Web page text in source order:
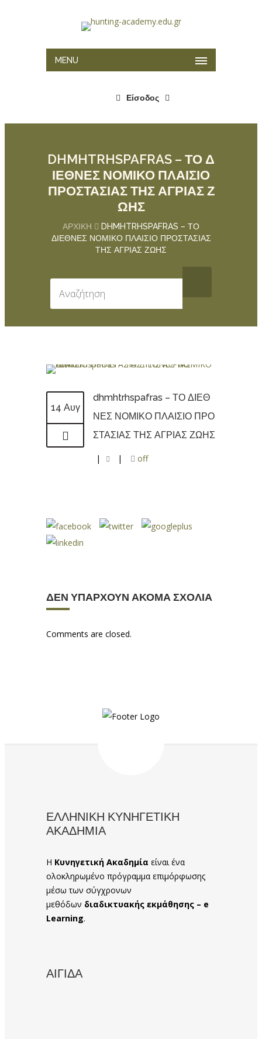
MENU
Είσοδος
DHMHTRHSPAFRAS – ΤΟ Δ
ΙΕΘΝΕΣ ΝΟΜΙΚΟ ΠΛΑΙΣΙΟ
ΠΡΟΣΤΑΣΙΑΣ ΤΗΣ ΑΓΡΙΑΣ Ζ
ΩΗΣ
ΑΡΧΙΚΉ
DHMHTRHSPAFRAS – ΤΟ
ΔΙΕΘΝΕΣ ΝΟΜΙΚΟ ΠΛΑΙΣΙΟ ΠΡΟΣΤΑΣΙΑΣ
ΤΗΣ ΑΓΡΙΑΣ ΖΩΗΣ
14 Αυγ
dhmhtrhspafras – ΤΟ ΔΙΕΘ
ΝΕΣ ΝΟΜΙΚΟ ΠΛΑΙΣΙΟ ΠΡΟ
ΣΤΑΣΙΑΣ ΤΗΣ ΑΓΡΙΑΣ ΖΩΗΣ
| | off
ΔΕΝ ΥΠΆΡΧΟΥΝ ΑΚΌΜΑ ΣΧΌΛΙΑ
Comments are closed.
ΕΛΛΗΝΙΚΗ ΚΥΝΗΓΕΤΙΚΗ
ΑΚΑΔΗΜΙΑ
Η Κυνηγετική Ακαδημία είναι ένα
ολοκληρωμένο πρόγραμμα επιμόρφωσης
μέσω των σύγχρονων
μεθόδων διαδικτυακής εκμάθησης – e
Learning.
ΑΙΓΙΔΑ